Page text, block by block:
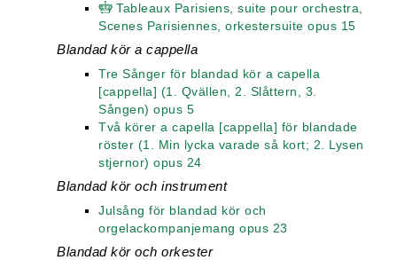
Tableaux Parisiens, suite pour orchestra,
Scenes Parisiennes, orkestersuite opus 15
Blandad kör a cappella
Tre Sånger för blandad kör a capella
[cappella] (1. Qvällen, 2. Slåttern, 3.
Sången) opus 5
Två körer a capella [cappella] för blandade
röster (1. Min lycka varade så kort; 2. Lysen
stjernor) opus 24
Blandad kör och instrument
Julsång för blandad kör och
orgelackompanjemang opus 23
Blandad kör och orkester